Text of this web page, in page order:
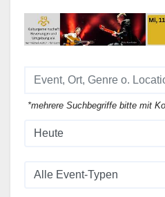
*mehrere Suchbegriffe bitte mit